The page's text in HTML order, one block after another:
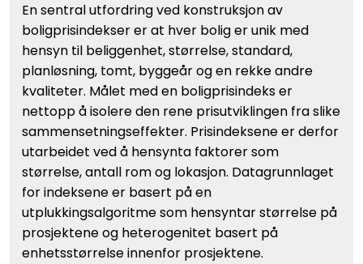
En sentral utfordring ved konstruksjon av
boligprisindekser er at hver bolig er unik med
hensyn til beliggenhet, størrelse, standard,
planløsning, tomt, byggeår og en rekke andre
kvaliteter. Målet med en boligprisindeks er
nettopp å isolere den rene prisutviklingen fra slike
sammensetningseffekter. Prisindeksene er derfor
utarbeidet ved å hensynta faktorer som
størrelse, antall rom og lokasjon. Datagrunnlaget
for indeksene er basert på en
utplukkingsalgoritme som hensyntar størrelse på
prosjektene og heterogenitet basert på
enhetsstørrelse innenfor prosjektene.